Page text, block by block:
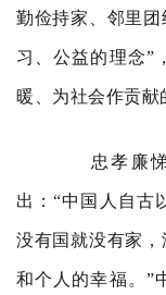
勤俭持家、邻里
习、公益的理念”
暖、为社会作贡献
忠孝廉悌
出：“中国人自古
没有国就没有家
和个人的幸福。”